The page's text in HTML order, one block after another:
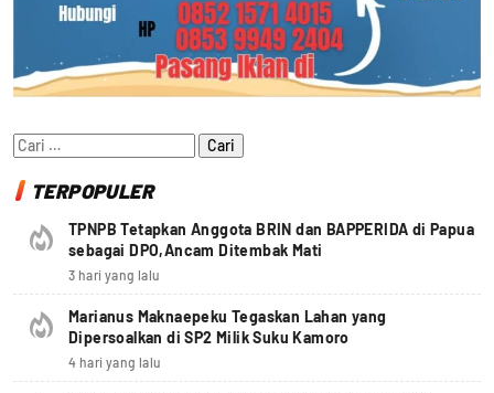
Cari
untuk:
TERPOPULER
TPNPB Tetapkan Anggota BRIN dan BAPPERIDA di Papua
sebagai DPO,Ancam Ditembak Mati
3 hari yang lalu
Marianus Maknaepeku Tegaskan Lahan yang
Dipersoalkan di SP2 Milik Suku Kamoro
4 hari yang lalu